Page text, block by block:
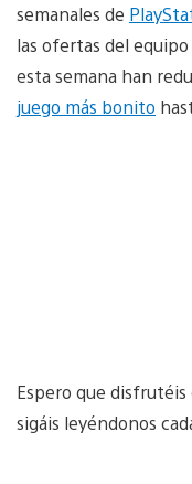
semanales de
las ofertas del equipo
esta semana han
juego más bonito
Espero que
sigáis leyéndonos